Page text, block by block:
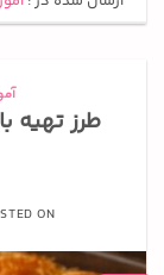
طرز تهیه
ON